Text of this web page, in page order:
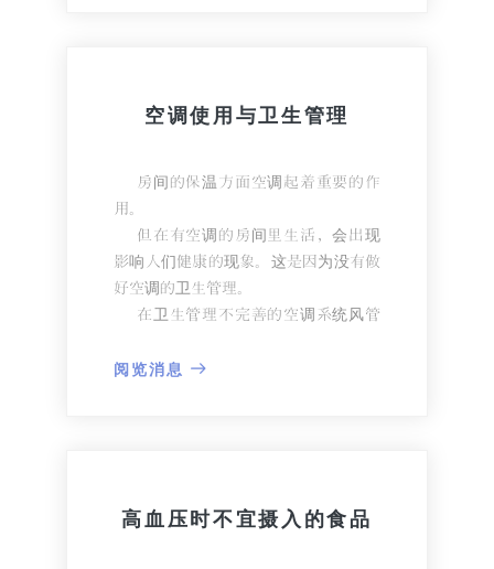
空调使用与卫生管理
房间的保温方面空调起着重要的作
用。
但在有空调的房间里生活，会出现
影响人们健康的现象。这是因为没有做
好空调的卫生管理。
在卫生管理不完善的空调系统风管
有着它们能够增殖的适当温度和湿度，
本体部分进行的卫生管理，但人手无法
阅览消息
高血压时不宜摄入的食品